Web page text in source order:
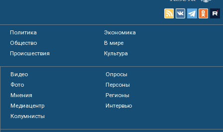
Политика
Экономика
Общество
В мире
Происшествия
Культура
Видео
Опросы
Фото
Персоны
Мнения
Регионы
Медиацентр
Интервью
Колумнисты